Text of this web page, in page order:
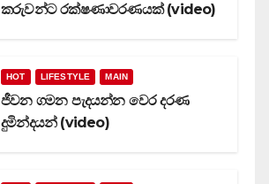
කරුවන්ට රක්ෂණාවරණයක් (video)
HOT LIFESTYLE MAIN
ජීවන ගමන පැදයන්න වෙර දරණ
දුමින්දයන් (video)